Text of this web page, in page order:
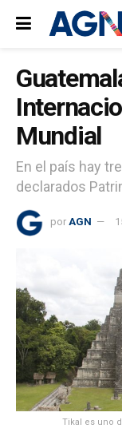
Mundial
En el país hay
declarados
por AGN
Tikal es uno